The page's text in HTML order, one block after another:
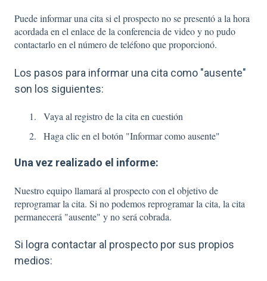
Puede informar una cita si el prospecto no se presentó a la hora
acordada en el enlace de la conferencia de video y no pudo
contactarlo en el número de teléfono que proporcionó.
Los pasos para informar una cita como "ausente"
son los siguientes:
Vaya al registro de la cita en cuestión
Haga clic en el botón "Informar como ausente"
Una vez realizado el informe:
Nuestro equipo llamará al prospecto con el objetivo de
reprogramar la cita. Si no podemos reprogramar la cita, la cita
permanecerá "ausente" y no será cobrada.
Si logra contactar al prospecto por sus propios
medios: